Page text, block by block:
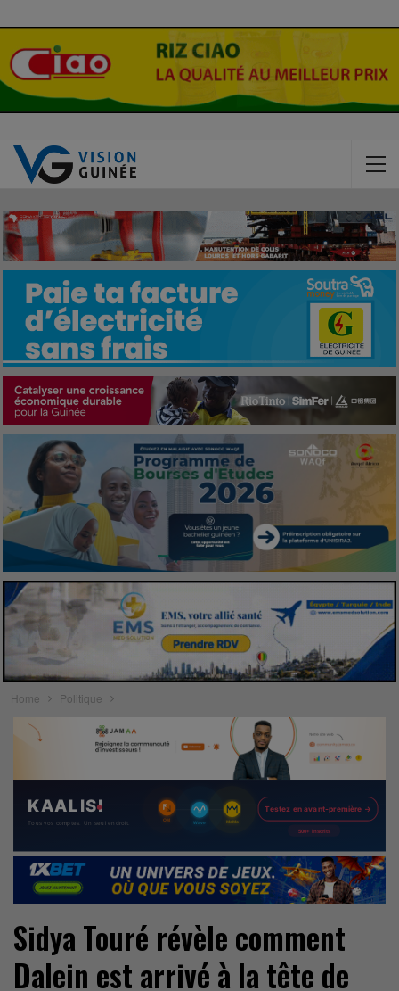
Home Politique
Sidya Touré révèle comment
Dalein est arrivé à la tête de